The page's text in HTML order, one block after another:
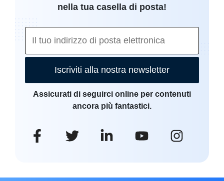
nella tua casella di posta!
Iscriviti alla nostra newsletter
Assicurati di seguirci online per contenuti
ancora più fantastici.